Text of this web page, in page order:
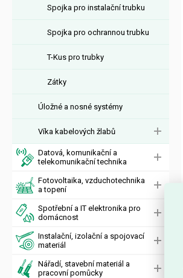
Spojka pro instalační trubku
Spojka pro ochrannou trubku
T-Kus pro trubky
Zátky
Úložné a nosné systémy
Víka kabelových žlabů
Datová, komunikační a
telekomunikační technika
Fotovoltaika, vzduchotechnika
a topení
Spotřební a IT elektronika pro
domácnost
Instalační, izolační a spojovací
materiál
Nářadí, stavební materiál a
pracovní pomůcky